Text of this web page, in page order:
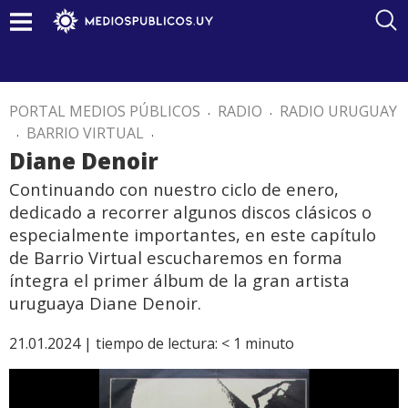
PORTAL MEDIOS PÚBLICOS . RADIO . RADIO URUGUAY
. BARRIO VIRTUAL .
Diane Denoir
Continuando con nuestro ciclo de enero,
dedicado a recorrer algunos discos clásicos o
especialmente importantes, en este capítulo
de Barrio Virtual escucharemos en forma
íntegra el primer álbum de la gran artista
uruguaya Diane Denoir.
21.01.2024 | tiempo de lectura: < 1 minuto